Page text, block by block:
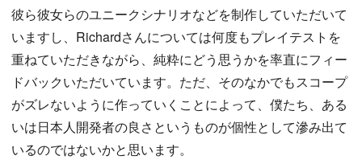
彼ら彼女らのユニークシナリオなどを制作していただいて
いますし、Richardさんについては何度もプレイテストを
重ねていただきながら、純粋にどう思うかを率直にフィー
ドバックいただいています。ただ、そのなかでもスコープ
がズレないように作っていくことによって、僕たち、ある
いは日本人開発者の良さというものが個性として滲み出て
いるのではないかと思います。